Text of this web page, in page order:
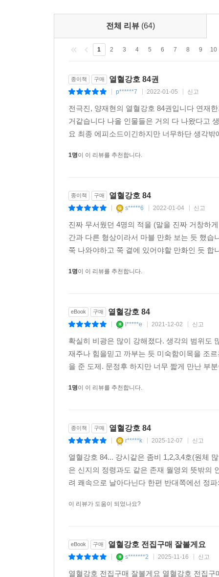
전체 리뷰 (64)
1 2 3 4 5 6 7 8 9 10
종이책 구매 열혈강호 84권
p******7 2022-01-05 신고
전극진, 양재현의 열혈강호 84권입니다 연재
거같습니다 나올 인물들은 거의 다 나왔다고
요 최종 에피소드이긴하지만 너무하단 생각
1명이 이 리뷰를 추천합니다.
종이책 구매 열혈강호 84
s*****6 2022-01-04 신고
진짜 무서웠던 4명의 적을 (말을 진짜 거창하
간과 다른 형상이라서 마블 만화 보는 듯 했
쭉 나와야하고 쭉 곁에 있어야할 만화인 듯
1명이 이 리뷰를 추천합니다.
eBook 구매 열혈강호 84
l*****e 2021-12-02 신고
확실히 비광은 많이 강해졌다. 생각의 범위도
재주나 힘을믿고 까부는 듯 미숙함이목을 조
을 준 도제. 문정후 하지만 너무 짧게 만난 부
1명이 이 리뷰를 추천합니다.
종이책 구매 열혈강호 84
r*****k 2025-12-07 신고
열혈강호 84... 강시같은 좀비 1,2,3,4호(원체
은 신지의 정령과도 같은 존재 월영외 뜻밖의
려 쾌속으로 날아다닌다 한편 반대쪽에선 정
이 리뷰가 도움이 되었나요?
eBook 구매 열혈강호 전집구매 잘볼게요
s*******2 2025-11-16 신고
열혈강호 전집구매 잘볼게요 열혈강호 전집